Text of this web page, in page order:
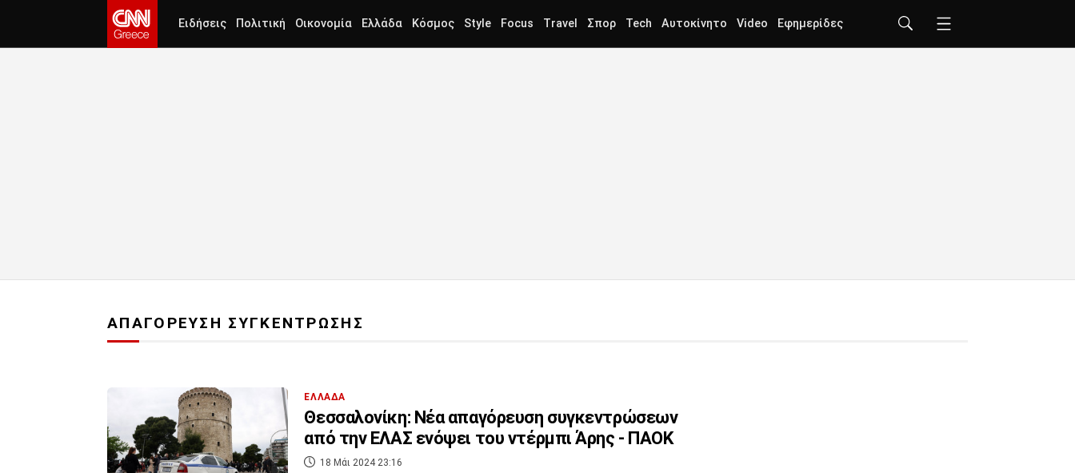
Ειδήσεις Πολιτική Οικονομία Ελλάδα Κόσμος Style Focus Travel Σπορ Tech Αυτοκίνητο Video Εφημερίδες
ΑΠΑΓΟΡΕΥΣΗ ΣΥΓΚΕΝΤΡΩΣΗΣ
ΕΛΛΑΔΑ
Θεσσαλονίκη: Νέα απαγόρευση συγκεντρώσεων
από την ΕΛΑΣ ενόψει του ντέρμπι Άρης - ΠΑΟΚ
18 Μάι 2024 23:16